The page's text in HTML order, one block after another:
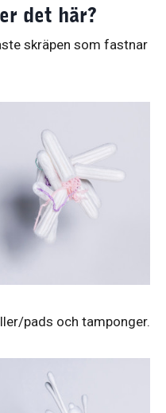
det här?
skräpen som fastnar
pads och tamponger.